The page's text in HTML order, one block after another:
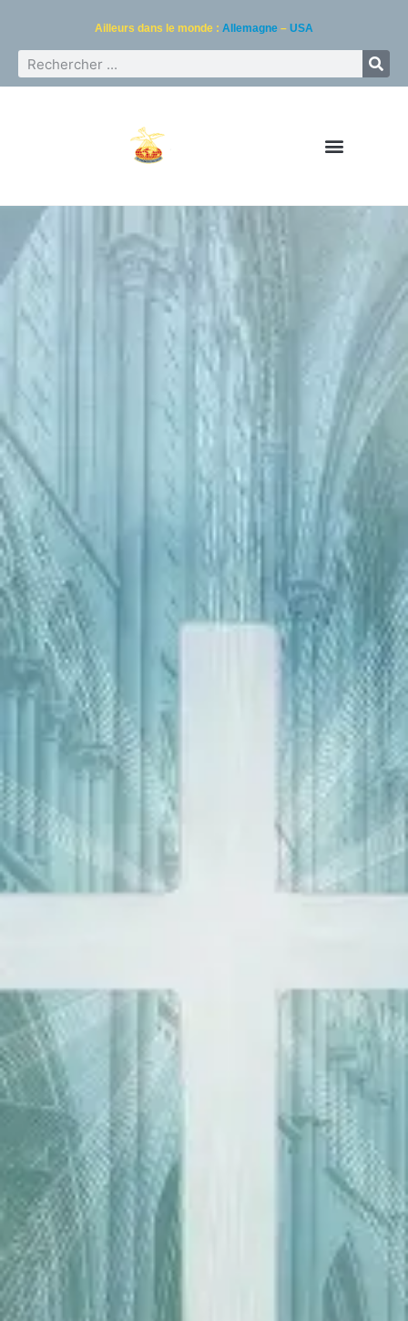
Ailleurs dans le monde : Allemagne – USA